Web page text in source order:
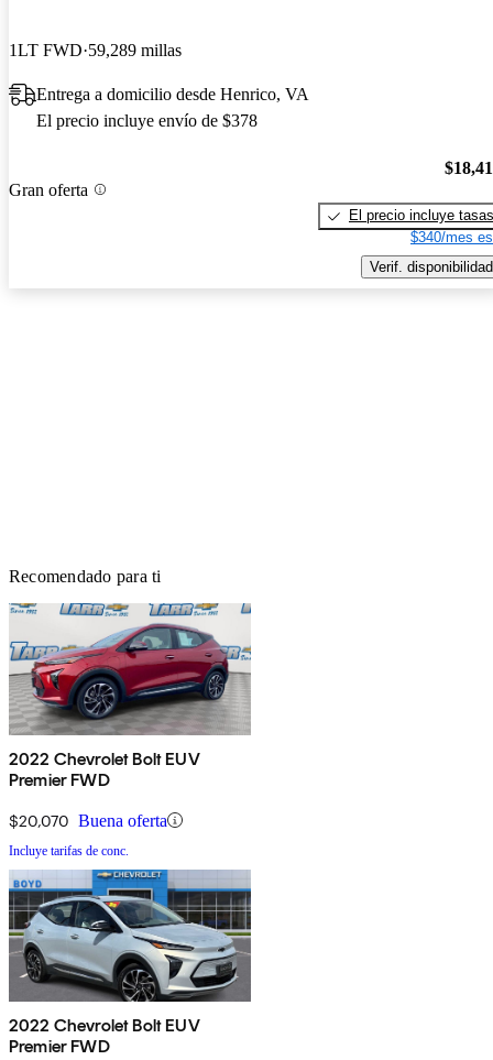
1LT FWD 59,289 millas
Entrega a domicilio desde Henrico, VA
El precio incluye envío de $378
Gran oferta
El precio incluye tasas
$340/mes
Verif. disponibilidad
Recomendado para ti
2022 Chevrolet Bolt EUV
Premier FWD
$20,070 Buena oferta
Incluye tarifas de conc.
2022 Chevrolet Bolt EUV
Premier FWD